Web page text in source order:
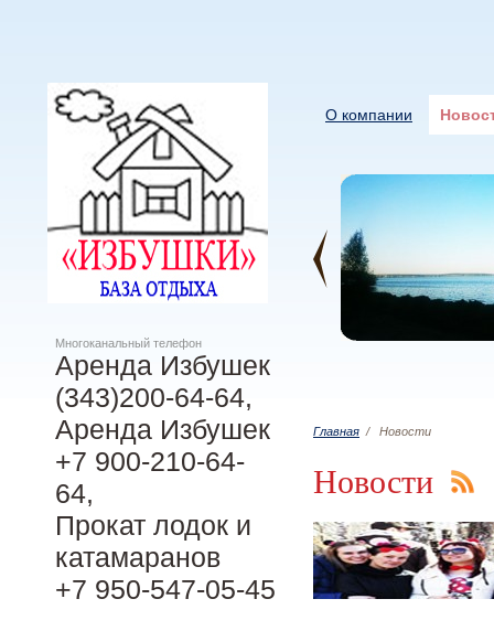
Многоканальный телефон
Аренда Избушек
(343)200-64-64,
Аренда Избушек
+7 900-210-64-
64,
Прокат лодок и
катамаранов
+7 950-547-05-45
О компании
Главная / Новости
Новости